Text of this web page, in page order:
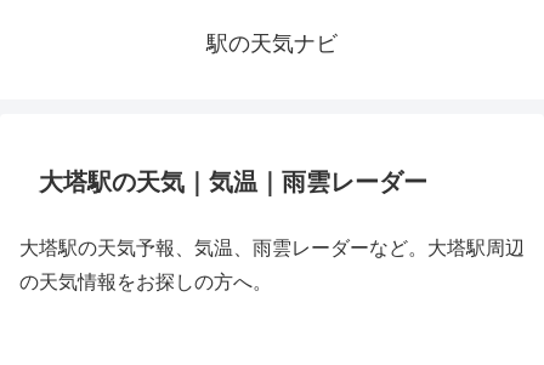
駅の天気ナビ
大塔駅の天気｜気温｜雨雲レーダー
大塔駅の天気予報、気温、雨雲レーダーなど。大塔駅周辺
の天気情報をお探しの方へ。